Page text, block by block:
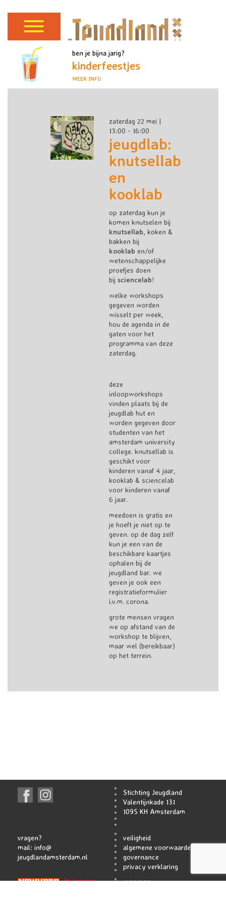
ben je bijna jarig?
kinderfeestjes
MEER INFO
zaterdag 22 mei |
13:00 - 16:00
jeugdlab:
knutsellab
en
kooklab
op zaterdag kun je
komen knutselen bij
knutsellab, koken &
bakken bij
kooklab en/of
wetenschappelijke
proefjes doen
bij sciencelab!
welke workshops
gegeven worden
wisselt per week,
hou de agenda in de
gaten voor het
programma van deze
zaterdag.
deze
inloopworkshops
vinden plaats bij de
jeugdlab hut en
worden gegeven door
studenten van het
amsterdam university
college. knutsellab is
geschikt voor
kinderen vanaf 4 jaar,
kooklab & sciencelab
voor kinderen vanaf
6 jaar.
meedoen is gratis en
je hoeft je niet op te
geven. op de dag zelf
kun je een van de
beschikbare kaartjes
ophalen bij de
jeugdland bar. we
geven je ook een
registratieformulier
i.v.m. corona.
grote mensen vragen
we op afstand van de
workshop te blijven,
maar wel (bereikbaar)
op het terrein.
Stichting Jeugdland
Valentijnkade 131
1095 KH Amsterdam
vragen?
mail: info@
jeugdlandamsterdam.nl
veiligheid
algemene voorwaarden
governance
privacy verklaring
WEBSITE